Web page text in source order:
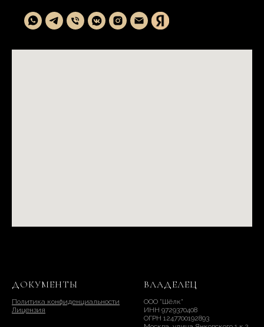
ДОКУМЕНТЫ
Политика конфиденциальности
Лицензия
ВЛАДЕЛЕЦ
ООО "Шёлк"
ИНН 9729370408
ОГРН 1247700192893